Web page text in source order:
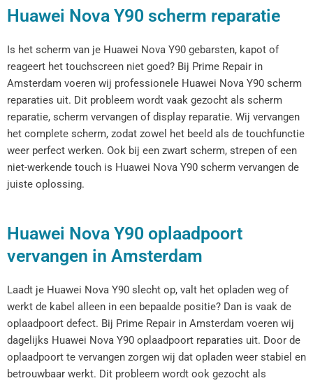
Huawei Nova Y90 scherm reparatie
Is het scherm van je Huawei Nova Y90 gebarsten, kapot of
reageert het touchscreen niet goed? Bij Prime Repair in
Amsterdam voeren wij professionele Huawei Nova Y90 scherm
reparaties uit. Dit probleem wordt vaak gezocht als scherm
reparatie, scherm vervangen of display reparatie. Wij vervangen
het complete scherm, zodat zowel het beeld als de touchfunctie
weer perfect werken. Ook bij een zwart scherm, strepen of een
niet-werkende touch is Huawei Nova Y90 scherm vervangen de
juiste oplossing.
Huawei Nova Y90 oplaadpoort
vervangen in Amsterdam
Laadt je Huawei Nova Y90 slecht op, valt het opladen weg of
werkt de kabel alleen in een bepaalde positie? Dan is vaak de
oplaadpoort defect. Bij Prime Repair in Amsterdam voeren wij
dagelijks Huawei Nova Y90 oplaadpoort reparaties uit. Door de
oplaadpoort te vervangen zorgen wij dat opladen weer stabiel en
betrouwbaar werkt. Dit probleem wordt ook gezocht als